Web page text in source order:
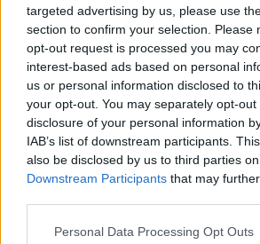
targeted advertising by us, please use
section to confirm your selection. Please
opt-out request is processed you may
interest-based ads based on personal
us or personal information disclosed to
your opt-out. You may separately opt-
disclosure of your personal information
IAB’s list of downstream participants.
also be disclosed by us to third parties
Downstream Participants that may
Personal Data Processing Opt Outs
*Cumpănașu
flirtează
minore pe
laudă cu
sale: „Este